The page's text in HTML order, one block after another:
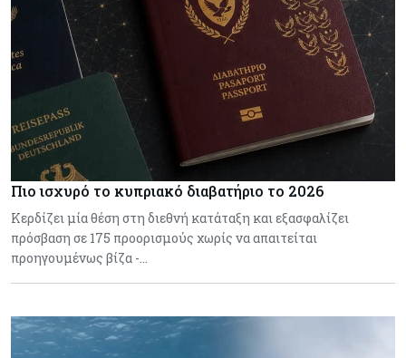
Πιο ισχυρό το κυπριακό διαβατήριο το 2026
Κερδίζει μία θέση στη διεθνή κατάταξη και εξασφαλίζει
πρόσβαση σε 175 προορισμούς χωρίς να απαιτείται
προηγουμένως βίζα -…